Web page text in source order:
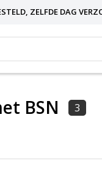
ZELFDE DAG
BSN 3